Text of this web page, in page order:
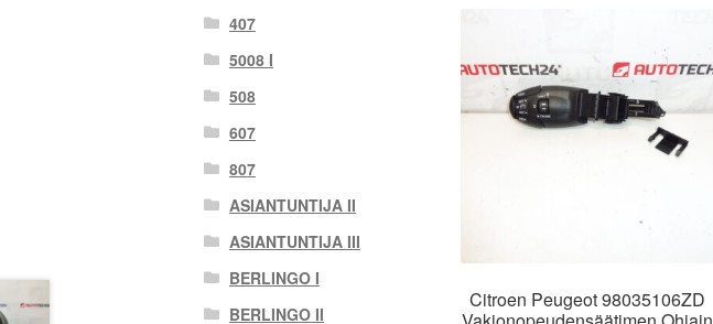
Citroen Peugeot 98035106ZD
407
5008 I
508
607
807
ASIANTUNTIJA II
ASIANTUNTIJA III
BERLINGO I
BERLINGO II